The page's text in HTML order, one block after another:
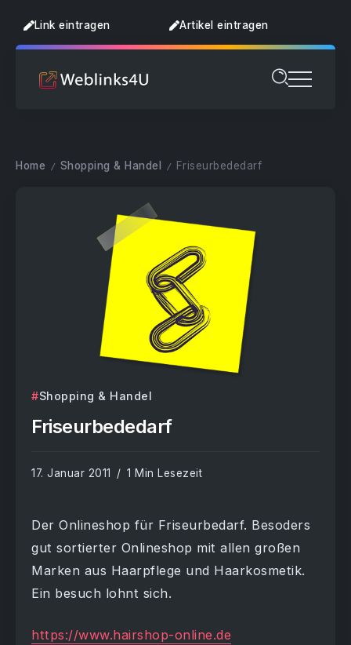
Link eintragen Artikel eintragen
Home / Shopping & Handel / Friseurbededarf
Shopping & Handel
Friseurbededarf
17. Januar 2011 1 Min Lesezeit
Der Onlineshop für Friseurbedarf. Besoders
gut sortierter Onlineshop mit allen großen
Marken aus Haarpflege und Haarkosmetik.
Ein besuch lohnt sich.
https://www.hairshop-online.de